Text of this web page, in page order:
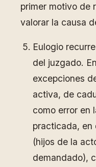
primer motivo de
valorar la causa
Eulogio
del juzgado.
excepciones
activa, de
como error en
practicada, en
(hijos de la
demandado),